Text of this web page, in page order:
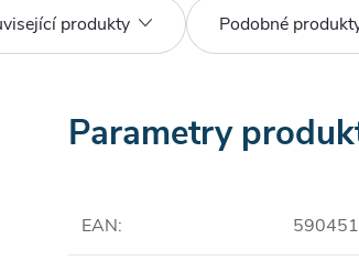
produkty Podobné
Parametry
EAN: